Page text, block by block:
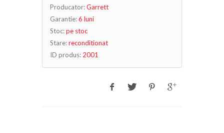
Producator:Garrett
Garantie:6 luni
Stoc:pe stoc
Stare:reconditionat
ID produs: 2001